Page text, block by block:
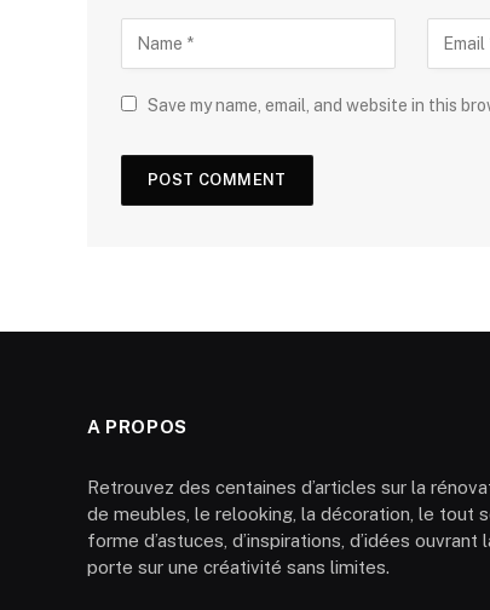
Save my name, email, and website in this
A PROPOS
Retrouvez des centaines d’articles sur la
de meubles, le relooking, la décoration, le tout
forme d’astuces, d’inspirations, d’idées ouvrant
porte sur une créativité sans limites.